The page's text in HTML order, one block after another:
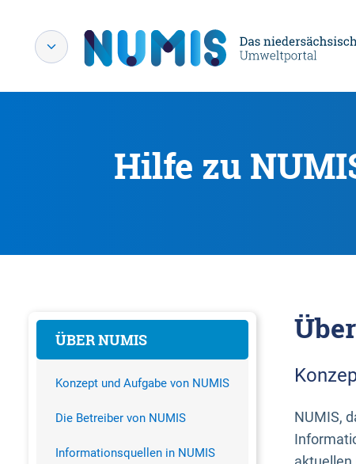
Hilfe zu
ÜBER NUMIS
Konzept und Aufgabe von NUMIS
Die Betreiber von NUMIS
Informationsquellen in NUMIS
NUMIS,